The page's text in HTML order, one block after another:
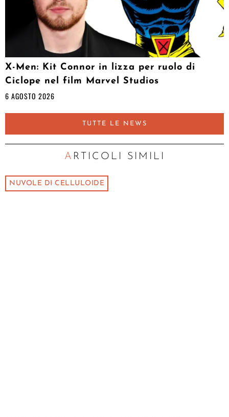
X-Men: Kit Connor in lizza per ruolo di
Ciclope nel film Marvel Studios
6 AGOSTO 2026
TUTTE LE NEWS
ARTICOLI SIMILI
NUVOLE DI CELLULOIDE